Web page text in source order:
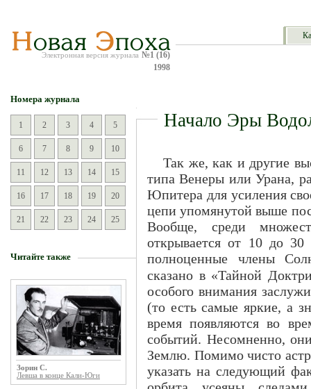
Электронная версия журнала №1 (16)
1998
Номера журнала
1 2 3 4 5
6 7 8 9 10
11 12 13 14 15
16 17 18 19 20
21 22 23 24 25
Читайте также
Зорин С.
Левша в конце Кали-Юги
Начало Эры
Так же, как и другие
типа Венеры или Урана,
Юпитера для усиления
цепи упомянутой выше
Вообще, среди
открывается от 10 до
полноценные члены
сказано в «Тайной
особого внимания
(то есть самые яркие, а
время появляются во
событий. Несомненно,
Землю. Помимо чисто
указать на следующий